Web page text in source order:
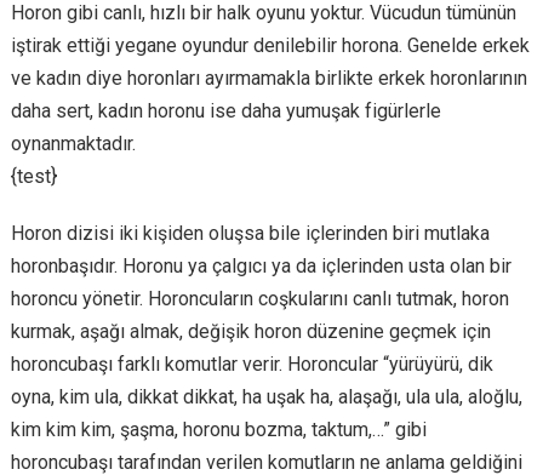
Horon gibi canlı, hızlı bir halk oyunu yoktur. Vücudun tümünün
iştirak ettiği yegane oyundur denilebilir horona. Genelde erkek
ve kadın diye horonları ayırmamakla birlikte erkek horonlarının
daha sert, kadın horonu ise daha yumuşak figürlerle
oynanmaktadır.
{test}
Horon dizisi iki kişiden oluşsa bile içlerinden biri mutlaka
horonbaşıdır. Horonu ya çalgıcı ya da içlerinden usta olan bir
horoncu yönetir. Horoncuların coşkularını canlı tutmak, horon
kurmak, aşağı almak, değişik horon düzenine geçmek için
horoncubaşı farklı komutlar verir. Horoncular “yürüyürü, dik
oyna, kim ula, dikkat dikkat, ha uşak ha, alaşağı, ula ula, aloğlu,
kim kim kim, şaşma, horonu bozma, taktum,…” gibi
horoncubaşı tarafından verilen komutların ne anlama geldiğini